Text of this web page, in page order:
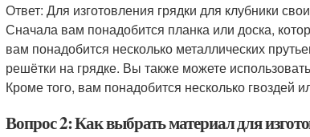
Ответ: Для изготовления грядки для клубники
Сначала вам понадобится планка или доска,
вам понадобится несколько металлических
решётки на грядке. Вы также можете
Кроме того, вам понадобится несколько гвоздей
Вопрос 2: Как выбрать материал для